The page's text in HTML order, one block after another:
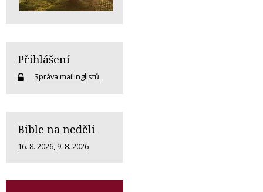
Přihlášení
Správa mailinglistů
Bible na neděli
16. 8. 2026, 9. 8. 2026